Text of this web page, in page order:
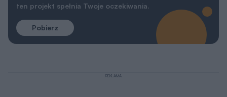
ten projekt spełnia Twoje oczekiwania.
Pobierz
REKLAMA